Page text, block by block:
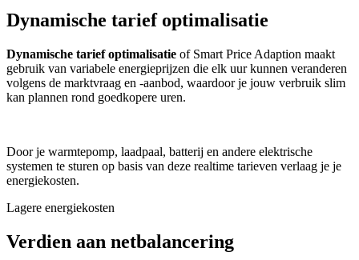
Dynamische tarief optimalisatie
Dynamische tarief optimalisatie of Smart Price Adaption maakt
gebruik van variabele energieprijzen die elk uur kunnen veranderen
volgens de marktvraag en -aanbod, waardoor je jouw verbruik slim
kan plannen rond goedkopere uren.
Door je warmtepomp, laadpaal, batterij en andere elektrische
systemen te sturen op basis van deze realtime tarieven verlaag je je
energiekosten.
Lagere energiekosten
Verdien aan netbalancering